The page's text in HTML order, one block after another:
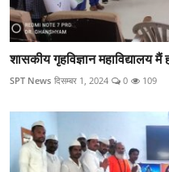
शासकीय गृहविज्ञान महाविद्यालय
SPT News दिसम्बर 1, 2024 0 109